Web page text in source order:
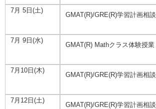
7月 5日(土)
GMAT(R)/GRE(R)学習計画相談
7月 9日(水)
GMAT(R) Mathクラス体験授業
7月10日(木)
GMAT(R)/GRE(R)学習計画相談
7月12日(土)
GMAT(R)/GRE(R)学習計画相談